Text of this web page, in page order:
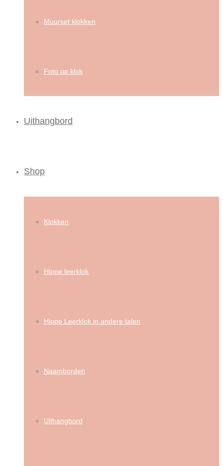
Muurset klokken
Foto op klok
Uithangbord
Shop
Klokken
Hippe leerklok
Hippe Leerklok in andere talen
Naamborden
Uithangbord